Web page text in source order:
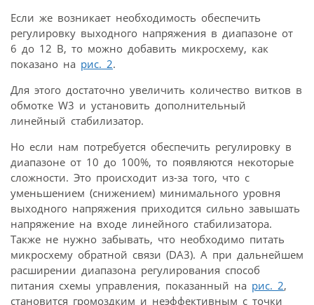
Если же возникает необходимость обеспечить
регулировку выходного напряжения в диапазоне от
6 до 12 В, то можно добавить микросхему, как
показано на рис. 2.
Для этого достаточно увеличить количество витков в
обмотке W3 и установить дополнительный
линейный стабилизатор.
Но если нам потребуется обеспечить регулировку в
диапазоне от 10 до 100%, то появляются некоторые
сложности. Это происходит из-за того, что с
уменьшением (снижением) минимального уровня
выходного напряжения приходится сильно завышать
напряжение на входе линейного стабилизатора.
Также не нужно забывать, что необходимо питать
микросхему обратной связи (DA3). А при дальнейшем
расширении диапазона регулирования способ
питания схемы управления, показанный на рис. 2,
становится громоздким и неэффективным с точки